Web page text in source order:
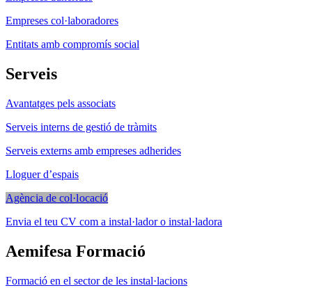
Empreses col·laboradores
Entitats amb compromís social
Serveis
Avantatges pels associats
Serveis interns de gestió de tràmits
Serveis externs amb empreses adherides
Lloguer d’espais
Agència de col·locació
Envia el teu CV com a instal·lador o instal·ladora
Aemifesa Formació
Formació en el sector de les instal·lacions